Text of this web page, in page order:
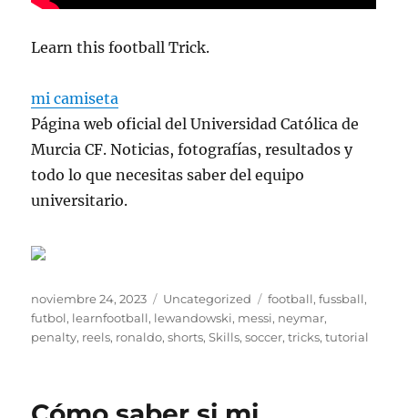
Learn this football Trick.
mi camiseta
Página web oficial del Universidad Católica de
Murcia CF. Noticias, fotografías, resultados y
todo lo que necesitas saber del equipo
universitario.
Publicado
el
noviembre 24, 2023 Categorías
Uncategorized Etiquetas
football,fussball,
futbol, learnfootball, lewandowski, messi, neymar,
penalty, reels, ronaldo,shorts,Skills,soccer,tricks,tutorial